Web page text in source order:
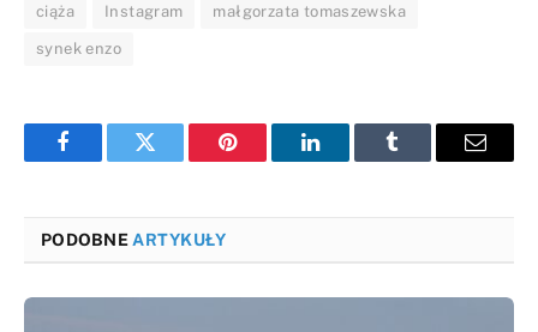
ciąża Instagram małgorzata tomaszewska
synek enzo
FacebookTwitter Pinterest LinkedInTumblr Email
PODOBNE ARTYKUŁY